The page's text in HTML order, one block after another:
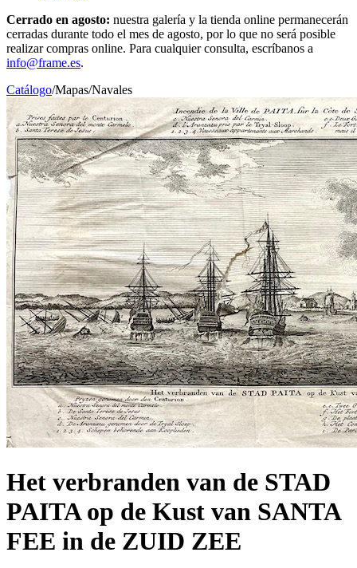
Cerrado en agosto: nuestra galería y la tienda online permanecerán
cerradas durante todo el mes de agosto, por lo que no será posible
realizar compras online. Para cualquier consulta, escríbanos a
info@frame.es.
Catálogo/Mapas/Navales
Het verbranden van de STAD
PAITA op de Kust van SANTA
FEE in de ZUID ZEE